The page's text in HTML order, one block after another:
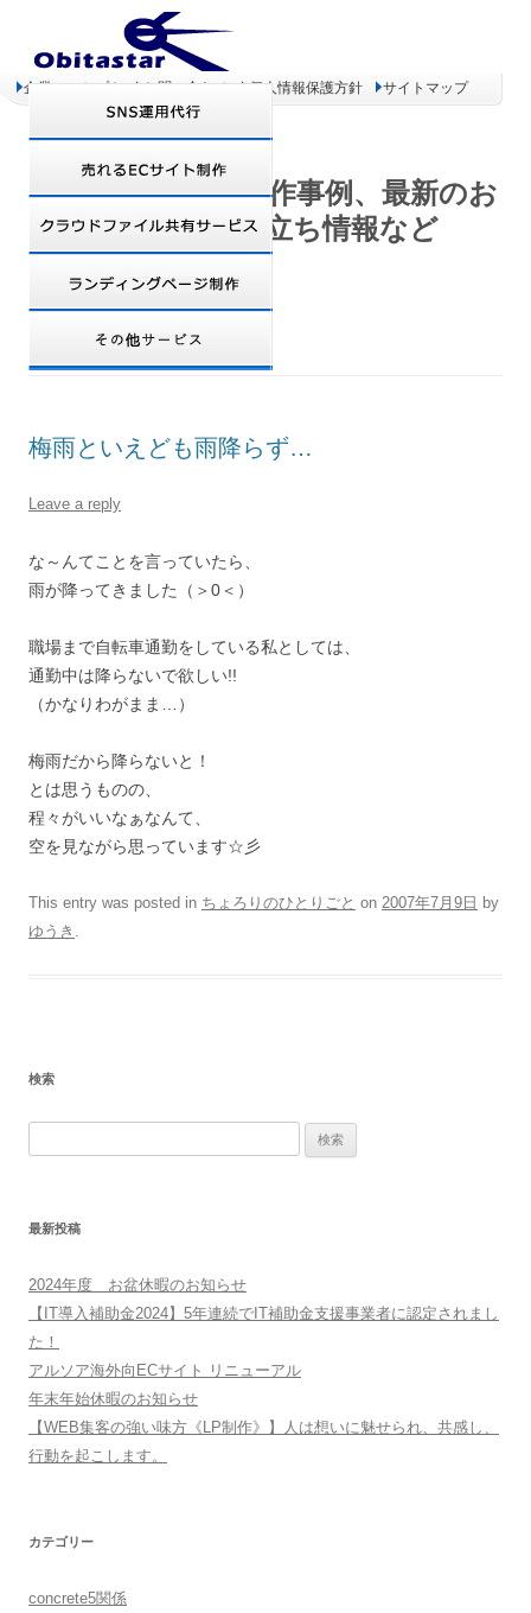
企業コンセプト お問い合わせ 個人情報保護方針 サイトマップ
オビタスター 制作事例、最新のお
得情報、お役立ち情報など
DAILY ARCHIVES:2007年7月9日
梅雨といえども雨降らず…
Leave a reply
な～んてことを言っていたら、
雨が降ってきました（＞0＜）
職場まで自転車通勤をしている私としては、
通勤中は降らないで欲しい!!
（かなりわがまま…）
梅雨だから降らないと！
とは思うものの、
程々がいいなぁなんて、
空を見ながら思っています☆彡
This entry was posted in ちょろりのひとりごと on 2007年7月9日 by
ゆうき .
検索
最新投稿
2024年度 お盆休暇のお知らせ
【IT導入補助金2024】5年連続でIT補助金支援事業者に認定されまし
た！
アルソア海外向ECサイト リニューアル
年末年始休暇のお知らせ
【WEB集客の強い味方《LP制作》】人は想いに魅せられ、共感し、
行動を起こします。
カテゴリー
concrete5関係